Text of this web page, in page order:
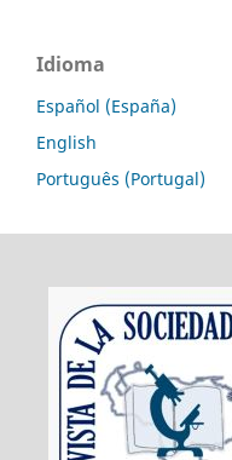
Idioma
Español (España)
English
Português (Portugal)